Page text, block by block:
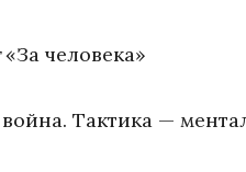
«За человека»
Тактика —